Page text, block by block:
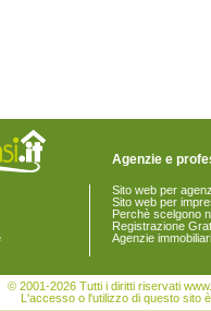
Agenzie e
Sito web per
Sito web per
Perchè scelgono
Registrazione
Agenzie immobiliari
© 2001-2026 Tutti i diritti riservati
L'accesso o l'utilizzo di questo sito